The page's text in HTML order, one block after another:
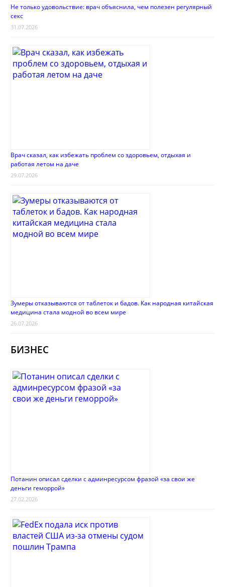
Не только удовольствие: врач объяснила, чем полезен регулярный
секс
31.07.2026
Врач сказал, как избежать проблем со здоровьем, отдыхая и
работая летом на даче
29.07.2026
Зумеры отказываются от таблеток и бадов. Как народная китайская
медицина стала модной во всем мире
26.07.2026
БИЗНЕС
Потанин описал сделки с админресурсом фразой «за свои же
деньги геморрой»
27.02.2026